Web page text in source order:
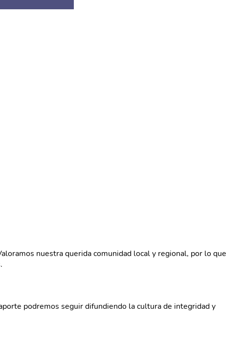
nuestra querida comunidad local y regional, por lo que
podremos seguir difundiendo la cultura de integridad y